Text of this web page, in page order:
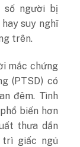
số người bị
suy nghĩ
trên.
mắc chứng
(PTSD) có
đêm. Tình
biến hơn
thưa dần
trì giấc ngủ